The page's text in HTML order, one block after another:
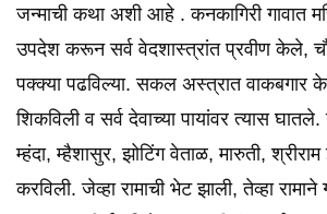
जन्माची कथा अशी आहे . कनकागिरी गावात
उपदेश करून सर्व वेदशास्त्रांत प्रवीण केले,
पक्क्या पढविल्या. सकल अस्त्रात वाकबगार
शिकविली व सर्व देवाच्या पायांवर त्यास
म्हंदा, म्हैशासुर, झोटिंग वेताळ, मारुती, श्रीराम
करविली. जेव्हा रामाची भेट झाली, तेव्हा रामाने